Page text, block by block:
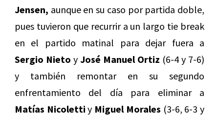
Jensen, aunque en su caso por partida doble,
pues tuvieron que recurrir a un largo tie break
en el partido matinal para dejar fuera a
Sergio Nieto y José Manuel Ortiz (6-4 y 7-6)
y también remontar en su segundo
enfrentamiento del día para eliminar a
Matías Nicoletti y Miguel Morales (3-6, 6-3 y